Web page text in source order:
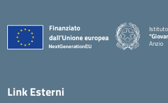
Istituto
Anzio
Link Esterni